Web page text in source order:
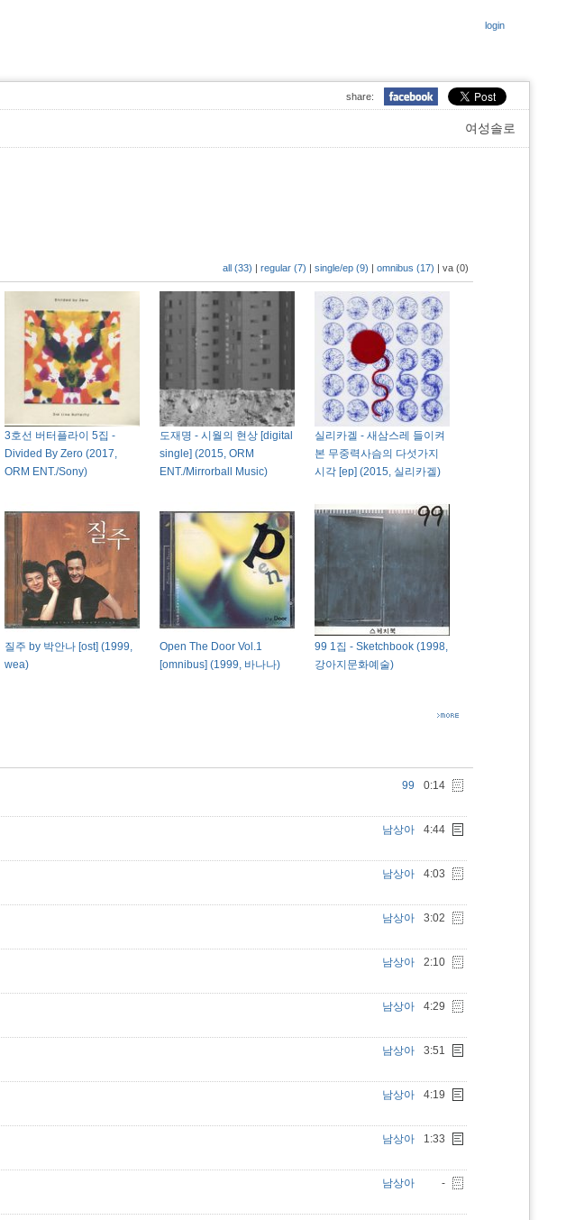
login
share:
여성솔로
all (33) | regular (7) | single/ep (9) | omnibus (17) | va (0)
3호선 버터플라이 5집 -
Divided By Zero (2017,
ORM ENT./Sony)
도재명 - 시월의 현상 [digital
single] (2015, ORM
ENT./Mirrorball Music)
실리카겔 - 새삼스레 들이켜
본 무중력사슴의 다섯가지
시각 [ep] (2015, 실리카겔)
질주 by 박안나 [ost] (1999,
wea)
Open The Door Vol.1
[omnibus] (1999, 바나나)
99 1집 - Sketchbook (1998,
강아지문화예술)
99 0:14
남상아 4:44
남상아 4:03
남상아 3:02
남상아 2:10
남상아 4:29
남상아 3:51
남상아 4:19
남상아 1:33
남상아 -